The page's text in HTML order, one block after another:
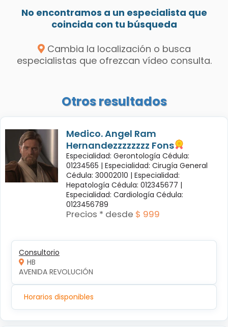
No encontramos a un especialista que
coincida con tu búsqueda
Cambia la localización o busca
especialistas que ofrezcan vídeo consulta.
Otros resultados
Medico. Angel Ram
Hernandezzzzzzzz Fons
Especialidad: Gerontología Cédula:
01234565 | Especialidad: Cirugía General
Cédula: 30002010 | Especialidad:
Hepatología Cédula: 012345677 |
Especialidad: Cardiología Cédula:
0123456789
Precios * desde $ 999
Consultorio
HB
AVENIDA REVOLUCIÓN
Horarios disponibles